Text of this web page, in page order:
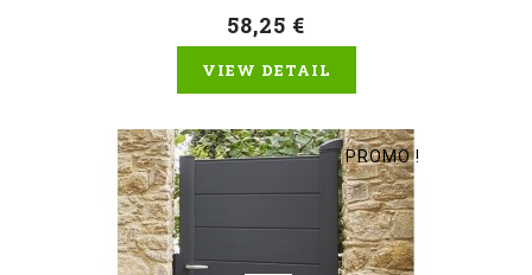
58,25 €
VIEW DETAIL
PROMO !